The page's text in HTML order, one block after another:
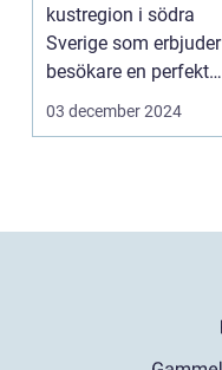
kustregion i södra
Sverige som erbjuder
besökare en perfekt
blandning a...
03 december 2024